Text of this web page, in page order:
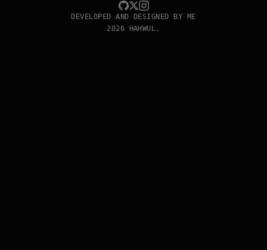
DEVELOPED AND DESIGNED BY ME
2026 HAHWUL.